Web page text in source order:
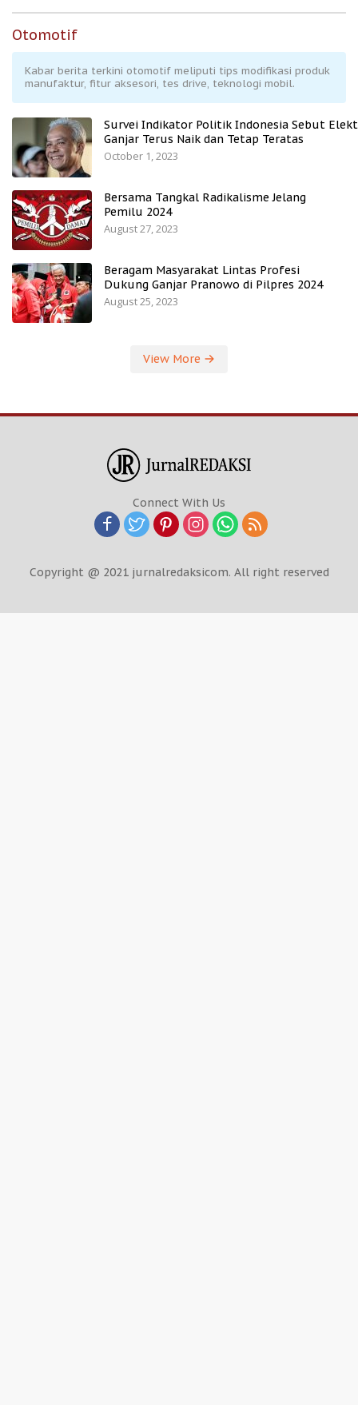
Otomotif
Kabar berita terkini otomotif meliputi tips modifikasi produk
manufaktur, fitur aksesori, tes drive, teknologi mobil.
Survei Indikator Politik Indonesia Sebut
Ganjar Terus Naik dan Tetap Teratas
October 1, 2023
Bersama Tangkal Radikalisme Jelang
Pemilu 2024
August 27, 2023
Beragam Masyarakat Lintas Profesi
Dukung Ganjar Pranowo di Pilpres 2024
August 25, 2023
View More
Connect With Us
Copyright @ 2021 jurnalredaksicom. All right reserved